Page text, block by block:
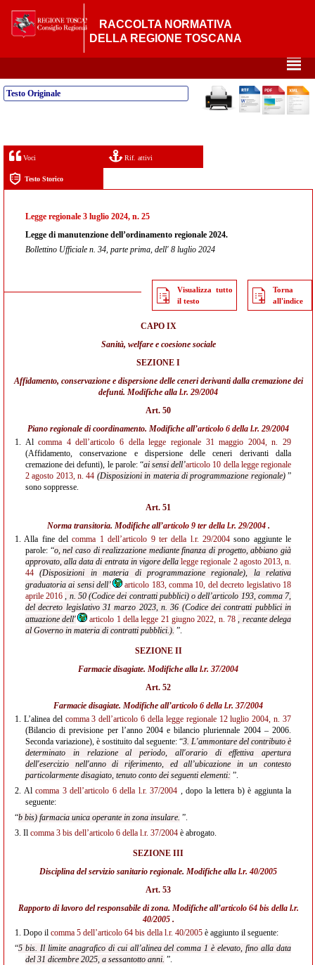
RACCOLTA NORMATIVA
DELLA REGIONE TOSCANA
²
Testo Originale
Voci Rif. attivi
Testo Storico
Legge regionale 3 luglio 2024, n. 25
Legge di manutenzione dell’ordinamento regionale 2024.
Bollettino Ufficiale n. 34, parte prima, dell' 8 luglio 2024
Visualizza tutto
il testo
Torna
all'indice
CAPO IX
Sanità, welfare e coesione sociale
SEZIONE I
Affidamento, conservazione e dispersione delle ceneri derivanti dalla cremazione dei
defunti. Modifiche alla l.r. 29/2004
Art. 50
Piano regionale di coordinamento. Modifiche all’articolo 6 della l.r. 29/2004
1. Alcomma 4 dell’articolo 6 della legge regionale 31 maggio 2004, n. 29
(Affidamento, conservazione e dispersione delle ceneri derivanti dalla
cremazione dei defunti), le parole: “ai sensi dell’articolo 10 della legge regionale
2 agosto 2013, n. 44 (Disposizioni in materia di programmazione regionale)”
sono soppresse.
Art. 51
Norma transitoria. Modifiche all’articolo 9 ter della l.r. 29/2004.
1. Alla fine delcomma 1 dell’articolo 9 ter della l.r. 29/2004sono aggiunte le
parole: “o, nel caso di realizzazione mediante finanza di progetto, abbiano già
approvato, alla data di entrata in vigore dellalegge regionale 2 agosto 2013, n.
44 (Disposizioni in materia di programmazione regionale), la relativa
graduatoria ai sensi dell’
articolo 183, comma 10, del decreto legislativo 18
aprile 2016 , n. 50 (Codice dei contratti pubblici) o dell’articolo 193, comma 7,
del decreto legislativo 31 marzo 2023, n. 36 (Codice dei contratti pubblici in
attuazione dell'
articolo 1 della legge 21 giugno 2022, n. 78 , recante delega
al Governo in materia di contratti pubblici.). ”.
SEZIONE II
Farmacie disagiate. Modifiche alla l.r. 37/2004
Art. 52
Farmacie disagiate. Modifiche all’articolo 6 della l.r. 37/2004
1. L’alinea del comma 3 dell’articolo 6 della legge regionale 12 luglio 2004, n. 37
(Bilancio di previsione per l’anno 2004 e bilancio pluriennale 2004 – 2006.
Seconda variazione), è sostituito dal seguente: “3. L'ammontare del contributo è
determinato in relazione al periodo, all'orario di effettiva apertura
dell'esercizio nell'anno di riferimento, ed all’ubicazione in un contesto
particolarmente disagiato, tenuto conto dei seguenti elementi: ”.
2. Al comma 3 dell’articolo 6 della l.r. 37/2004 , dopo la lettera b) è aggiunta la
seguente:
“b bis) farmacia unica operante in zona insulare. ”.
3. Il comma 3 bis dell’articolo 6 della l.r. 37/2004 è abrogato.
SEZIONE III
Disciplina del servizio sanitario regionale. Modifiche alla l.r. 40/2005
Art. 53
Rapporto di lavoro del responsabile di zona. Modifiche all’articolo 64 bis della l.r.
40/2005.
1. Dopo il comma 5 dell’articolo 64 bis della l.r. 40/2005 è aggiunto il seguente:
“5 bis. Il limite anagrafico di cui all’alinea del comma 1 è elevato, fino alla data
del 31 dicembre 2025, a sessantotto anni. ”.